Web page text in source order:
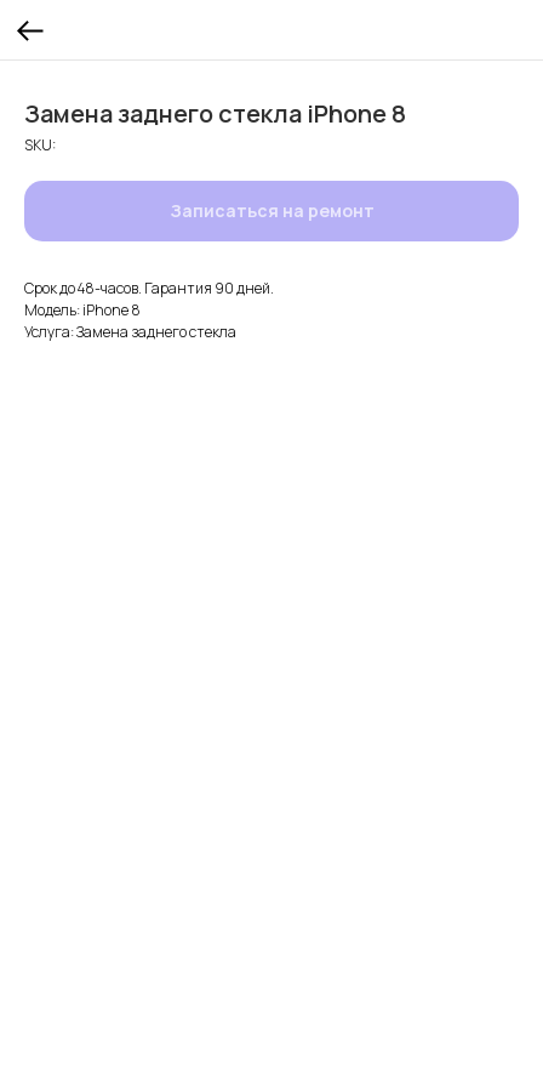
Замена заднего стекла iPhone 8
SKU:
Записаться на ремонт
Срок до 48-часов. Гарантия 90 дней.
Модель: iPhone 8
Услуга: Замена заднего стекла